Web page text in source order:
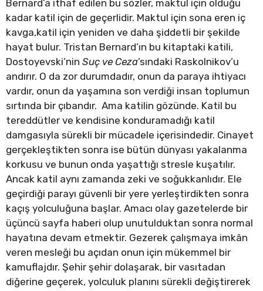
Bernard’a ithaf edilen bu sözler, maktul için olduğu
kadar katil için de geçerlidir. Maktul için sona eren iç
kavga,katil için yeniden ve daha şiddetli bir şekilde
hayat bulur. Tristan Bernard’ın bu kitaptaki katili,
Dostoyevski’nin Suç ve Ceza’sındaki Raskolnikov’u
andırır. O da zor durumdadır, onun da paraya ihtiyacı
vardır, onun da yaşamına son verdiği insan toplumun
sırtında bir çıbandır. Ama katilin gözünde. Katil bu
tereddütler ve kendisine konduramadığı katil
damgasıyla sürekli bir mücadele içerisindedir. Cinayet
gerçekleştikten sonra ise bütün dünyası yakalanma
korkusu ve bunun onda yaşattığı stresle kuşatılır.
Ancak katil aynı zamanda zeki ve soğukkanlıdır. Ele
geçirdiği parayı güvenli bir yere yerleştirdikten sonra
kaçış yolculuğuna başlar. Amacı olay gazetelerde bir
üçüncü sayfa haberi olup unutulduktan sonra normal
hayatına devam etmektir. Gezerek çalışmaya imkân
veren mesleği bu açıdan onun için mükemmel bir
kamuflajdır. Şehir şehir dolaşarak, bir vasıtadan
diğerine geçerek, yolculuk planını sürekli değiştirerek